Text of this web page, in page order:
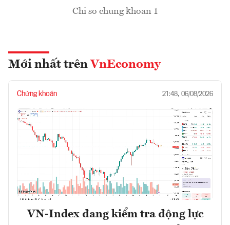
Chi so chung khoan 1
Mới nhất trên VnEconomy
Chứng khoán 21:48, 06/08/2026
VN-Index đang kiểm tra động lực